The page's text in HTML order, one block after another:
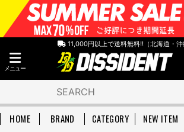
11,000円以上で送料無料!!（北海道・沖
メニュー
HOME BRAND CATEGORY NEW ITEM